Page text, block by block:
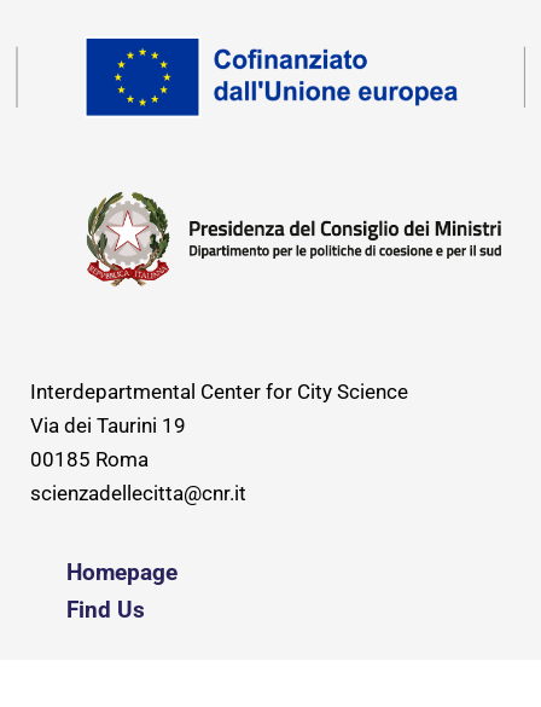
Interdepartmental Center for City Science
Via dei Taurini 19
00185 Roma
scienzadellecitta@cnr.it
Homepage
Find Us